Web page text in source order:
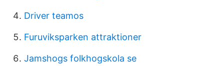
Driver teamos
Furuviksparken attraktioner
Jamshogs folkhogskola se